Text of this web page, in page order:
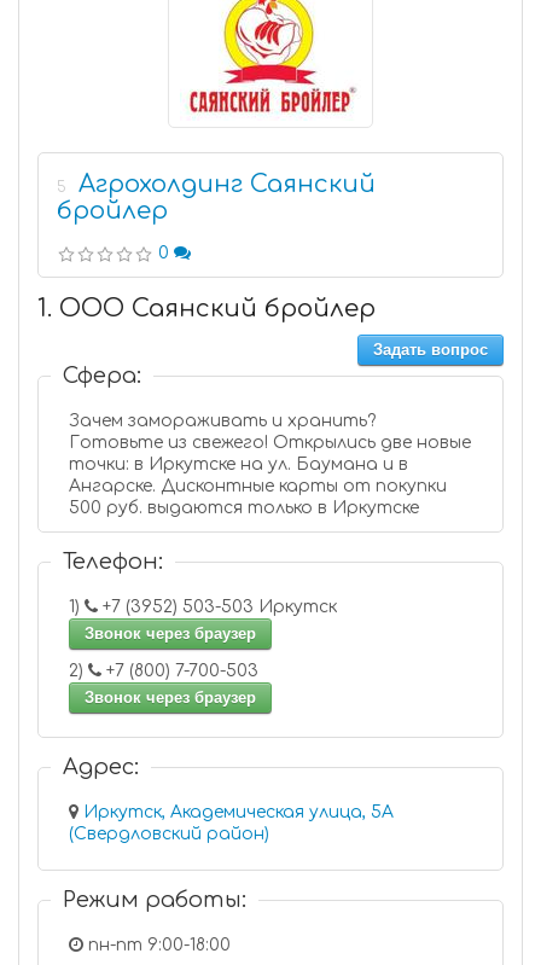
5
Агрохолдинг Саянский
бройлер
0
1. ООО Саянский бройлер
Задать вопрос
Сфера:
Зачем замораживать и хранить?
Готовьте из свежего! Открылись две новые
точки: в Иркутске на ул. Баумана и в
Ангарске. Дисконтные карты от покупки
500 руб. выдаются только в Иркутске
Телефон:
1)
+7 (3952) 503-503 Иркутск
Звонок через браузер
2)
+7 (800) 7-700-503
Звонок через браузер
Адрес:
Иркутск, Академическая улица, 5А
(Свердловский район)
Режим работы:
пн-пт 9:00-18:00